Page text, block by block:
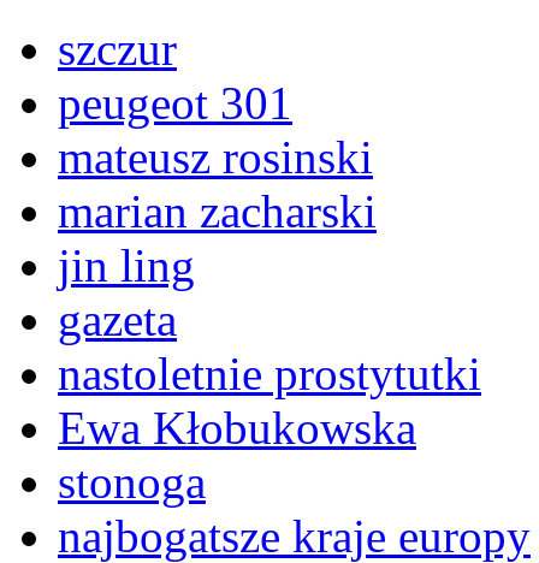
szczur
peugeot 301
mateusz rosinski
marian zacharski
jin ling
gazeta
nastoletnie prostytutki
Ewa Kłobukowska
stonoga
najbogatsze kraje europy